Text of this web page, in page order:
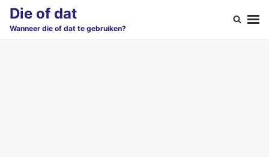
SkipSearch
for:
Die of dat
Wanneer die of dat te gebruiken?